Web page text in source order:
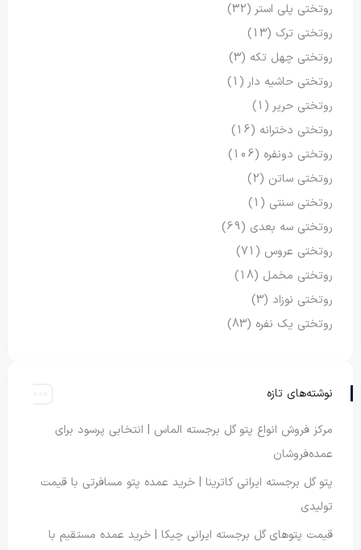
روتختی پلی استر (32)
روتختی ترک (13)
روتختی چهل تکه (3)
روتختی حاشیه دار (1)
روتختی حریر (1)
روتختی دخترانه (16)
روتختی دونفره (106)
روتختی ساتن (2)
روتختی سنتی (1)
روتختی سه بعدی (69)
روتختی عروس (71)
روتختی مخمل (18)
روتختی نوزاد (3)
روتختی یک نفره (83)
نوشته‌های تازه
مرکز فروش انواع پتو گل برجسته الماس | انتخابی پرسود برای
عمده‌فروشان
پتو گل برجسته ایرانی کاترینا | خرید عمده پتو مسافرتی با قیمت
تولیدی
قیمت پتوهای گل برجسته ایرانی چیکا | خرید عمده مستقیم با